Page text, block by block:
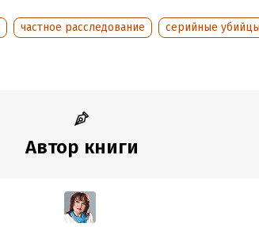
частное расследование
серийные
Автор книги